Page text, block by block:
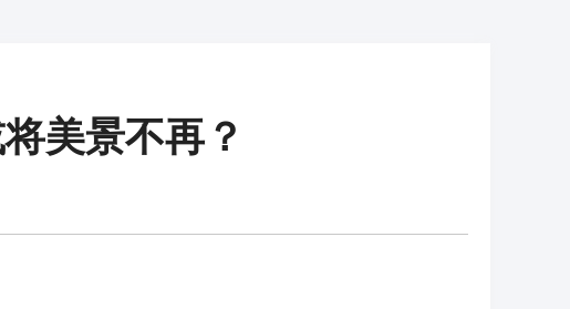
美景不再？